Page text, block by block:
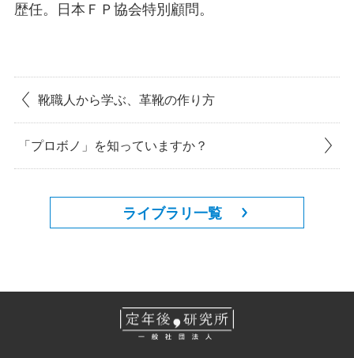
歴任。日本ＦＰ協会特別顧問。
靴職人から学ぶ、革靴の作り方
「プロボノ」を知っていますか？
ライブラリ一覧